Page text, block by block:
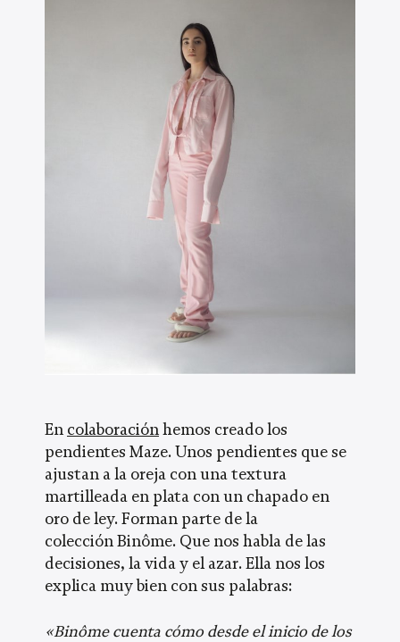
En colaboraciónhemos creado los
pendientes Maze. Unos pendientes que se
ajustan a la oreja con una textura
martilleada en plata con un chapado en
oro de ley. Forman parte de la
colección Binôme. Que nos habla de las
decisiones, la vida y el azar. Ella nos los
explica muy bien con sus palabras:
«Binôme cuenta cómo desde el inicio de los